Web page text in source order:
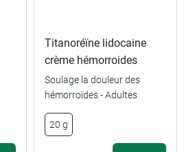
Titanoréïne lidocaine
crème hémorroides
Soulage la douleur des
hémorroïdes - Adultes
20 g